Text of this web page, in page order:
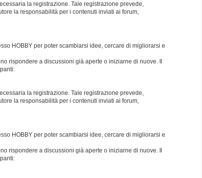
la registrazione. Tale registrazione prevede,
la responsabilità per i contenuti inviati ai forum,
HOBBY per poter scambiarsi idee, cercare di migliorarsi e
rispondere a discussioni già aperte o iniziarne di nuove. Il
la registrazione. Tale registrazione prevede,
la responsabilità per i contenuti inviati ai forum,
HOBBY per poter scambiarsi idee, cercare di migliorarsi e
rispondere a discussioni già aperte o iniziarne di nuove. Il